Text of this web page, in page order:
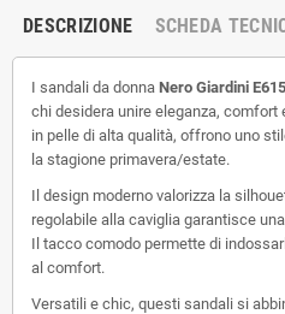
DESCRIZIONE SCHEDA
I sandali da donna Nero Giardini
chi desidera unire eleganza, comfort
in pelle di alta qualità, offrono uno
la stagione primavera/estate.
Il design moderno valorizza la
regolabile alla caviglia garantisce
Il tacco comodo permette di
al comfort.
Versatili e chic, questi sandali si